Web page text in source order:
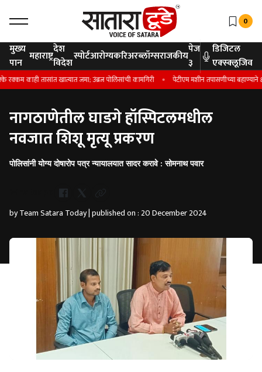
0
मुख्य
पान महाराष्ट्रदेश
विदेशस्पोर्टआरोग्यकरिअरब्लॉग्सराजकीयपेज
३
डिजिटल
एक्स्क्लूजिव
तासांत खात्यात जमा; उंब्रज पोलिसांची कामगिरी पेटीएम मशीन तपासणीच्या बहाण्याने
नागठाणेतील घाडगे हॉस्पिटलमधील
नवजात शिशू मृत्यू प्रकरण
पोलिसांनी योग्य दोषारोप पत्र न्यायालयात सादर करावे : सोमनाथ पवार
by Team Satara Today | published on : 20 December 2024